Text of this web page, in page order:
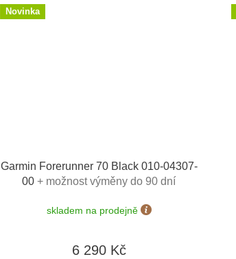
Novinka
Garmin Forerunner 70 Black 010-04307-
00+ možnost výměny do 90 dní
skladem na prodejně
6 290 Kč